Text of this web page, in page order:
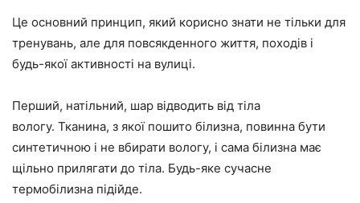
Це основний принцип, який корисно знати не тільки для
тренувань, але для повсякденного життя, походів і
будь-якої активності на вулиці.
Перший, натільний, шар відводить від тіла
вологу. Тканина, з якої пошито білизна, повинна бути
синтетичною і не вбирати вологу, і сама білизна має
щільно прилягати до тіла. Будь-яке сучасне
термобілизна підійде.